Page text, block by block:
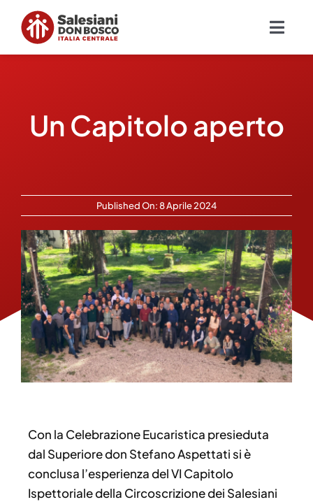
contenuto
Missione
Ambienti educativi e servizi
Blog
Contatti
Un Capitolo aperto
Published On: 8 Aprile 2024
Con la Celebrazione Eucaristica presieduta
dal Superiore don Stefano Aspettati si è
conclusa l’esperienza del VI Capitolo
Ispettoriale della Circoscrizione dei Salesiani